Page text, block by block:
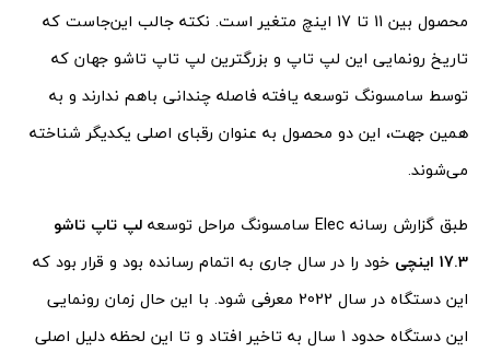
محصول بین 11 تا 17 اینچ متغیر است. نکته جالب این‌جاست که
تاریخ رونمایی این لپ تاپ و بزرگترین لپ تاپ تاشو جهان که
توسط سامسونگ توسعه یافته فاصله چندانی باهم ندارند و به
همین جهت، این دو محصول به عنوان رقبای اصلی یکدیگر شناخته
می‌شوند.
طبق گزارش رسانه Elec سامسونگ مراحل توسعه
لپ تاپ تاشو
17.3 اینچی
خود را در سال جاری به اتمام رسانده بود و قرار بود که
این دستگاه در سال 2022 معرفی شود. با این حال زمان رونمایی
این دستگاه حدود 1 سال به تاخیر افتاد و تا این لحظه دلیل اصلی